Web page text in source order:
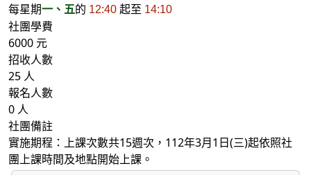
每星期一、五的 12:40 起至 14:10
社團學費
6000 元
招收人數
25 人
報名人數
0 人
社團備註
實施期程：上課次數共15週次，112年3月1日(三)起依照社
團上課時間及地點開始上課。